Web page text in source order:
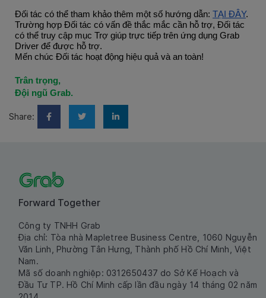
Đối tác có thể tham khảo thêm một số hướng dẫn: TẠI ĐÂY.
Trường hợp Đối tác có vấn đề thắc mắc cần hỗ trợ, Đối tác
có thể truy cập mục Trợ giúp trực tiếp trên ứng dụng Grab
Driver để được hỗ trợ.
Mến chúc Đối tác hoạt động hiệu quả và an toàn!
Trân trọng,
Đội ngũ Grab.
Share:
Forward Together
Công ty TNHH Grab
Địa chỉ: Tòa nhà Mapletree Business Centre, 1060 Nguyễn
Văn Linh, Phường Tân Hưng, Thành phố Hồ Chí Minh, Việt
Nam.
Mã số doanh nghiệp: 0312650437 do Sở Kế Hoạch và
Đầu Tư TP. Hồ Chí Minh cấp lần đầu ngày 14 tháng 02 năm